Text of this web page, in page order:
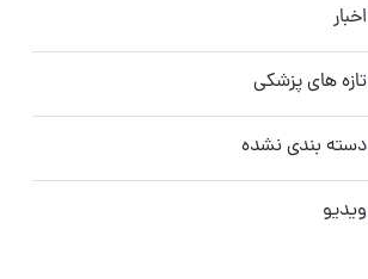
اخبار
تازه های پزشکی
دسته بندی نشده
ویدیو